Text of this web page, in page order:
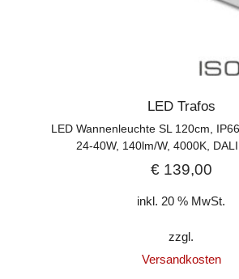
LED Trafos
LED Wannenleuchte SL 120cm,
24-40W, 140lm/W, 4000K,
€139,00
inkl. 20 % MwSt.
zzgl.
Versandkosten